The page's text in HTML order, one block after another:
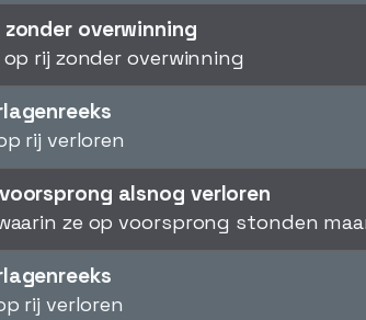
overwinning
rij zonder overwinning
rij verloren
alsnog verloren
ze op voorsprong stonden
rij verloren